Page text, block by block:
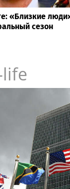
«Близкие
сезон
life